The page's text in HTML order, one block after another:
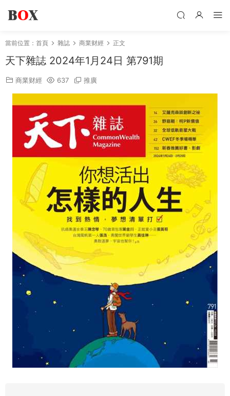
當前位置： 首頁 雜誌 商業财經 正文
天下雜誌 2024年1月24日 第791期
商業财經 637 推廣